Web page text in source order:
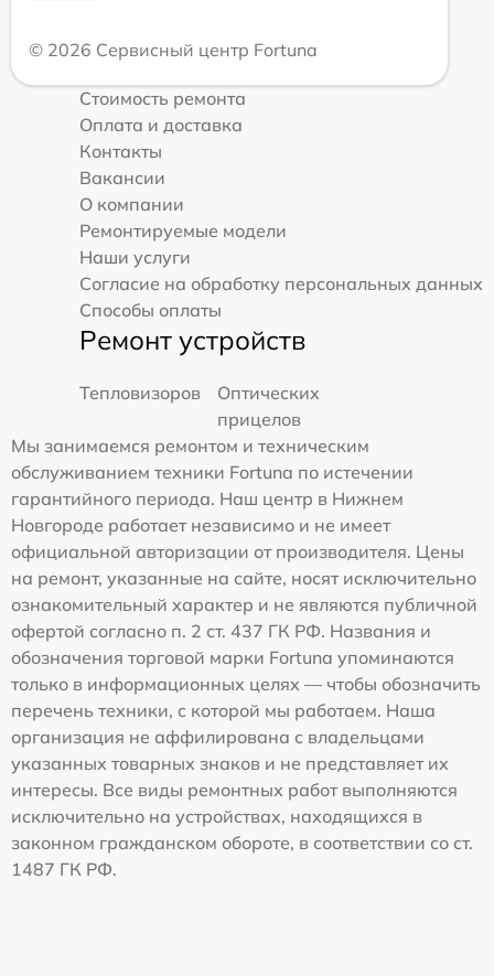
© 2026 Сервисный центр Fortuna
Стоимость ремонта
Оплата и доставка
Контакты
Вакансии
О компании
Ремонтируемые модели
Наши услуги
Согласие на обработку персональных данных
Способы оплаты
Ремонт устройств
Тепловизоров
Оптических
прицелов
Мы занимаемся ремонтом и техническим
обслуживанием техники Fortuna по истечении
гарантийного периода. Наш центр в Нижнем
Новгороде работает независимо и не имеет
официальной авторизации от производителя. Цены
на ремонт, указанные на сайте, носят исключительно
ознакомительный характер и не являются публичной
офертой согласно п. 2 ст. 437 ГК РФ. Названия и
обозначения торговой марки Fortuna упоминаются
только в информационных целях — чтобы обозначить
перечень техники, с которой мы работаем. Наша
организация не аффилирована с владельцами
указанных товарных знаков и не представляет их
интересы. Все виды ремонтных работ выполняются
исключительно на устройствах, находящихся в
законном гражданском обороте, в соответствии со ст.
1487 ГК РФ.